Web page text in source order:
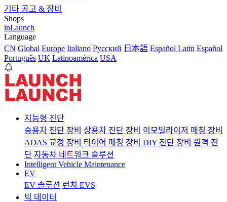
기타 공고 & 장비
Shops
inLaunch
Language
CN Global Europe Italiano Pусский 日本語 Español Latin Español
Português UK Latinoamérica USA
지능형 진단
승용차 진단 장비
상용차 진단 장비
이모빌라이저 매칭 장비
ADAS 교정 장비
타이어 매칭 장비 DIY 진단 장비 원격 진
단 자동차 네트워크 솔루션
Intelligent Vehicle Maintenance
EV
EV 솔루션 런치 EVS
빅 데이터